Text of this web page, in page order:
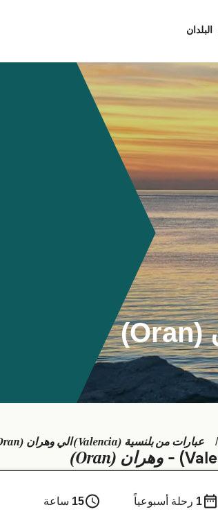
البلدان
عبارات من بلنسية (Valencia) الي وهران (Oran)
وهران (Oran)
1 رحلة أسبوعياً 15 ساعة